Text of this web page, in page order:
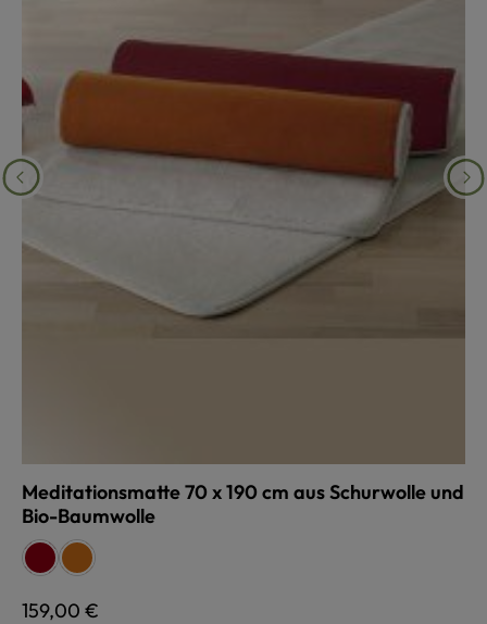
Meditationsmatte 70 x 190 cm aus Schurwolle und
Bio-Baumwolle
Farbe auswählen
rot terra
Regulärer Preis:
159,00 €